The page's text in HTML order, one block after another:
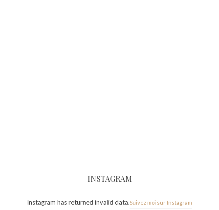
INSTAGRAM
Instagram has returned invalid data.Suivez moi sur Instagram